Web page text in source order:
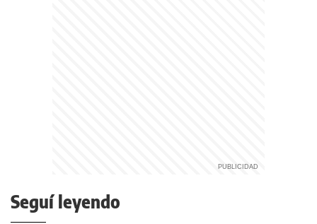
Seguí leyendo